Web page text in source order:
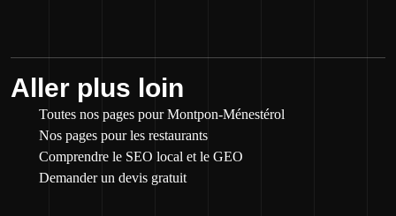
Aller plus loin
Toutes nos pages pour Montpon-Ménestérol
Nos pages pour les restaurants
Comprendre le SEO local et le GEO
Demander un devis gratuit